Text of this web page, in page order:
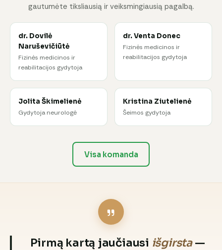
gautumėte tiksliausią ir veiksmingiausią pagalbą.
dr. Dovilė
Naruševičiūtė
Fizinės medicinos ir
reabilitacijos gydytoja
dr. Venta Donec
Fizinės medicinos ir
reabilitacijos gydytoja
Jolita Škimelienė
Gydytoja neurologė
Kristina Ziutelienė
Šeimos gydytoja
Visa komanda
Pirmą kartą jaučiausi išgirsta—